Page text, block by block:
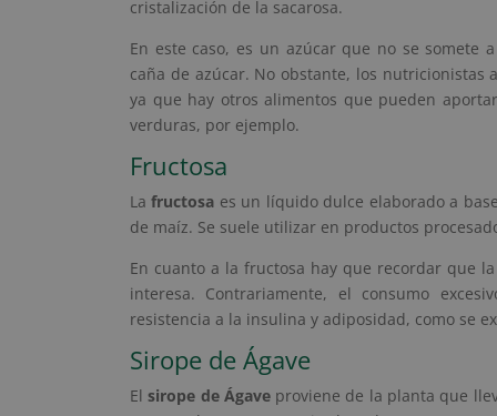
cristalización de la sacarosa.
En este caso, es un azúcar que no se somete
caña de azúcar. No obstante, los
ya que hay otros alimentos que pueden
verduras, por ejemplo.
Fructosa
Lafructosa es un líquido dulce elaborado a
de maíz. Se suele utilizar en productos
En cuanto a la fructosa hay que recordar que
interesa. Contrariamente, el consumo
resistencia a la insulina y adiposidad, como se
Sirope de Ágave
Elsirope de Ágaveproviene de la planta que